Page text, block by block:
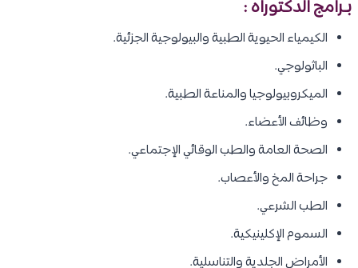
بـرامج الدكتوراه :
الكيمياء الحيوية الطبية والبيولوجية الجزئية.
الباثولوجي.
الميكروبيولوجيا والمناعة الطبية.
وظائف الأعضاء.
الصحة العامة والطب الوقائي الإجتماعي.
جراحة المخ والأعصاب.
الطب الشرعي.
السموم الإكلينيكية.
الأمراض الجلدية والتناسلية.